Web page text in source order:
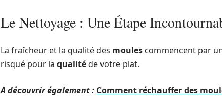
Le Nettoyage : Une Étape
La fraîcheur et la qualité des moules commencent par
risqué pour la qualitéde votre plat.
A découvrir également : Comment réchauffer des